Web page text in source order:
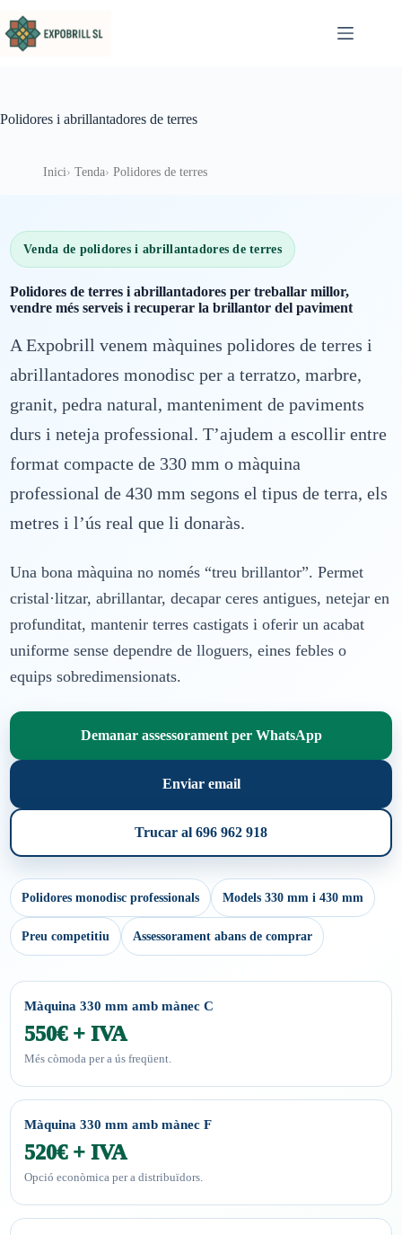
Polidores i abrillantadores de terres
Inici Tenda Polidores de terres
Venda de polidores i abrillantadores de terres
Polidores de terres i abrillantadores per treballar millor,
vendre més serveis i recuperar la brillantor del paviment
A Expobrill venem màquines polidores de terres i
abrillantadores monodisc per a terratzo, marbre,
granit, pedra natural, manteniment de paviments
durs i neteja professional. T’ajudem a escollir entre
format compacte de 330 mm o màquina
professional de 430 mm segons el tipus de terra, els
metres i l’ús real que li donaràs.
Una bona màquina no només “treu brillantor”. Permet
cristal·litzar, abrillantar, decapar ceres antigues, netejar en
profunditat, mantenir terres castigats i oferir un acabat
uniforme sense dependre de lloguers, eines febles o
equips sobredimensionats.
Demanar assessorament per WhatsApp
Enviar email
Trucar al 696 962 918
Polidores monodisc professionals Models 330 mm i 430 mm
Preu competitiu Assessorament abans de comprar
Màquina 330 mm amb mànec C
550€ + IVA
Més còmoda per a ús freqüent.
Màquina 330 mm amb mànec F
520€ + IVA
Opció econòmica per a distribuïdors.